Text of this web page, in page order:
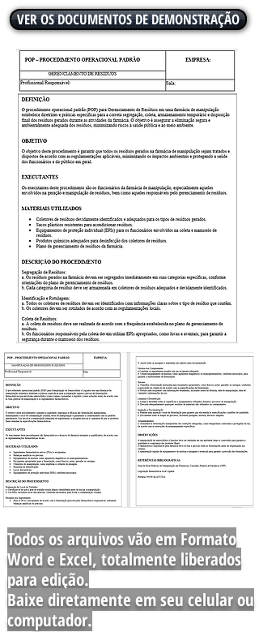
VER OS DOCUMENTOS DE DEMONSTRAÇÃO
Todos os arquivos vão em Formato
Word e Excel, totalmente liberados
para edição.
Baixe diretamente em seu celular ou
computador.